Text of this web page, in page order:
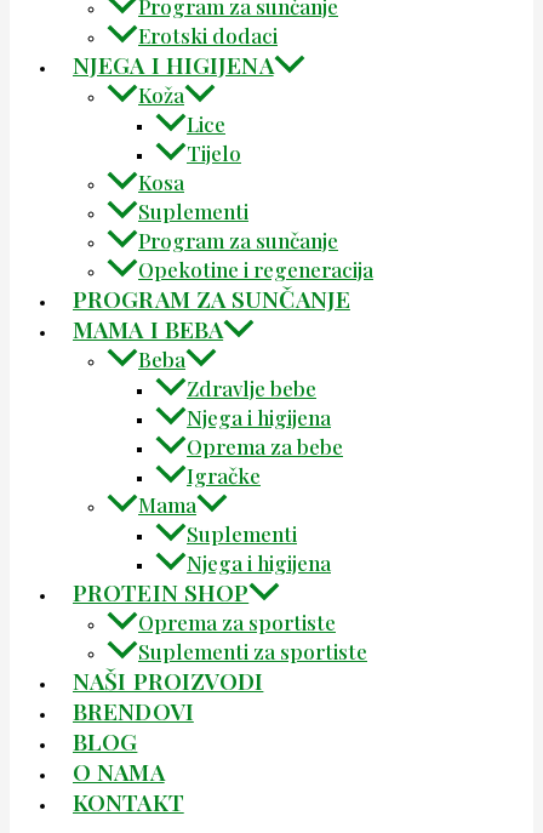
Program za sunčanje
Erotski dodaci
NJEGA I HIGIJENA
Koža
Lice
Tijelo
Kosa
Suplementi
Program za sunčanje
Opekotine i regeneracija
PROGRAM ZA SUNČANJE
MAMA I BEBA
Beba
Zdravlje bebe
Njega i higijena
Oprema za bebe
Igračke
Mama
Suplementi
Njega i higijena
PROTEIN SHOP
Oprema za sportiste
Suplementi za sportiste
NAŠI PROIZVODI
BRENDOVI
BLOG
O NAMA
KONTAKT